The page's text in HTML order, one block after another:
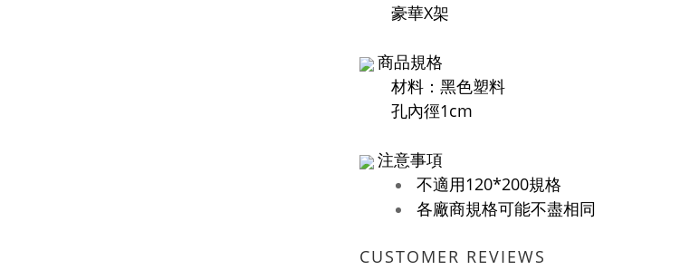
豪華X架
商品規格
材料：黑色塑料
孔內徑1cm
注意事項
不適用120*200規格
各廠商規格可能不盡相同
CUSTOMER REVIEWS